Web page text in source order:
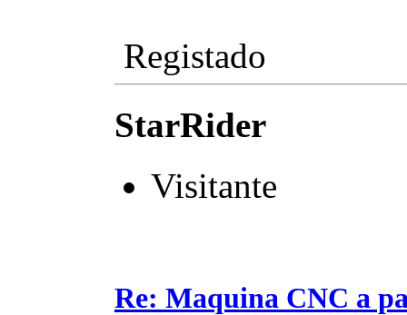
Registado
StarRider
Visitante
Re: Maquina CNC a